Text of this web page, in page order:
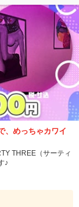
、めっちゃカワイ
THREE（サーティ
♪
んな20代前半の若
ップクラスの癒し空